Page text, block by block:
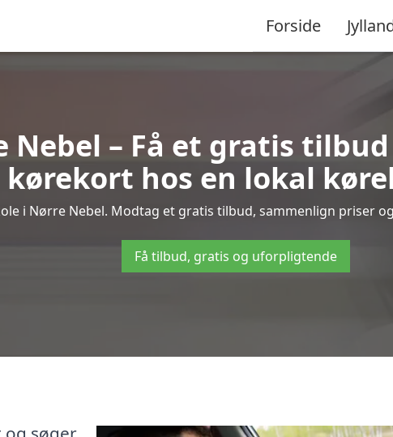
Forside
Nebel – Få et gratis
kørekort hos en lokal
i Nørre Nebel. Modtag et gratis tilbud, sammenlign priser
Få tilbud, gratis og uforpligtende